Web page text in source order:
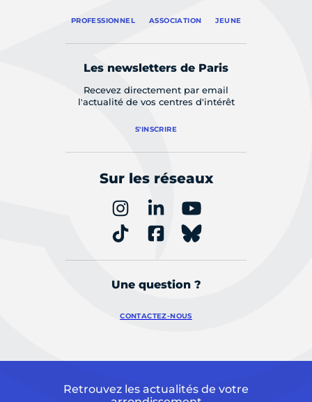
PROFESSIONNEL ASSOCIATION JEUNE
Les newsletters de Paris
Recevez directement par email
l'actualité de vos centres d'intérêt
S'INSCRIRE
Sur les réseaux
Une question ?
CONTACTEZ-NOUS
Retrouvez les actualités de votre